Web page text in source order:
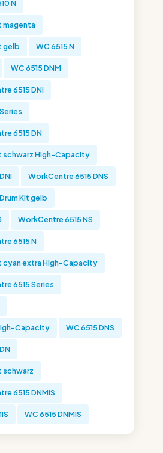
N
magenta
gelb WC 6515 N
WC 6515 DNM
6515 DNI
6515 DN
schwarz High-Capacity
WorkCentre 6515 DNS
Drum Kit gelb
WorkCentre 6515 NS
6515 N
cyan extra High-Capacity
6515 Series
Capacity WC 6515 DNS
schwarz
6515 DNMIS
WC 6515 DNMIS